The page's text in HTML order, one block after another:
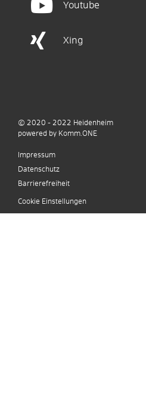
Youtube
Xing
© 2020 - 2022 Heidenheim
powered by Komm.ONE
Impressum
Datenschutz
Barrierefreiheit
Cookie Einstellungen